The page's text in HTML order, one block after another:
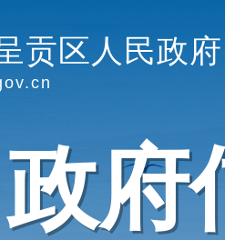
贡区人民政府
政府